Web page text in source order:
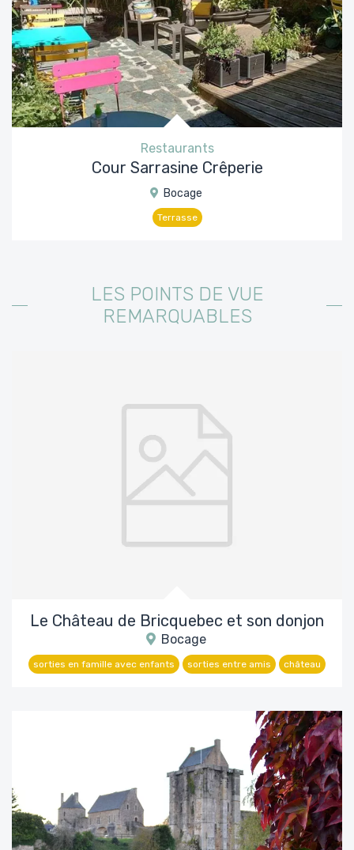
Restaurants
Cour Sarrasine Crêperie
Bocage
Terrasse
LES POINTS DE VUE
REMARQUABLES
Le Château de Bricquebec et son donjon
Bocage
sorties en famille avec enfants sorties entre amis château